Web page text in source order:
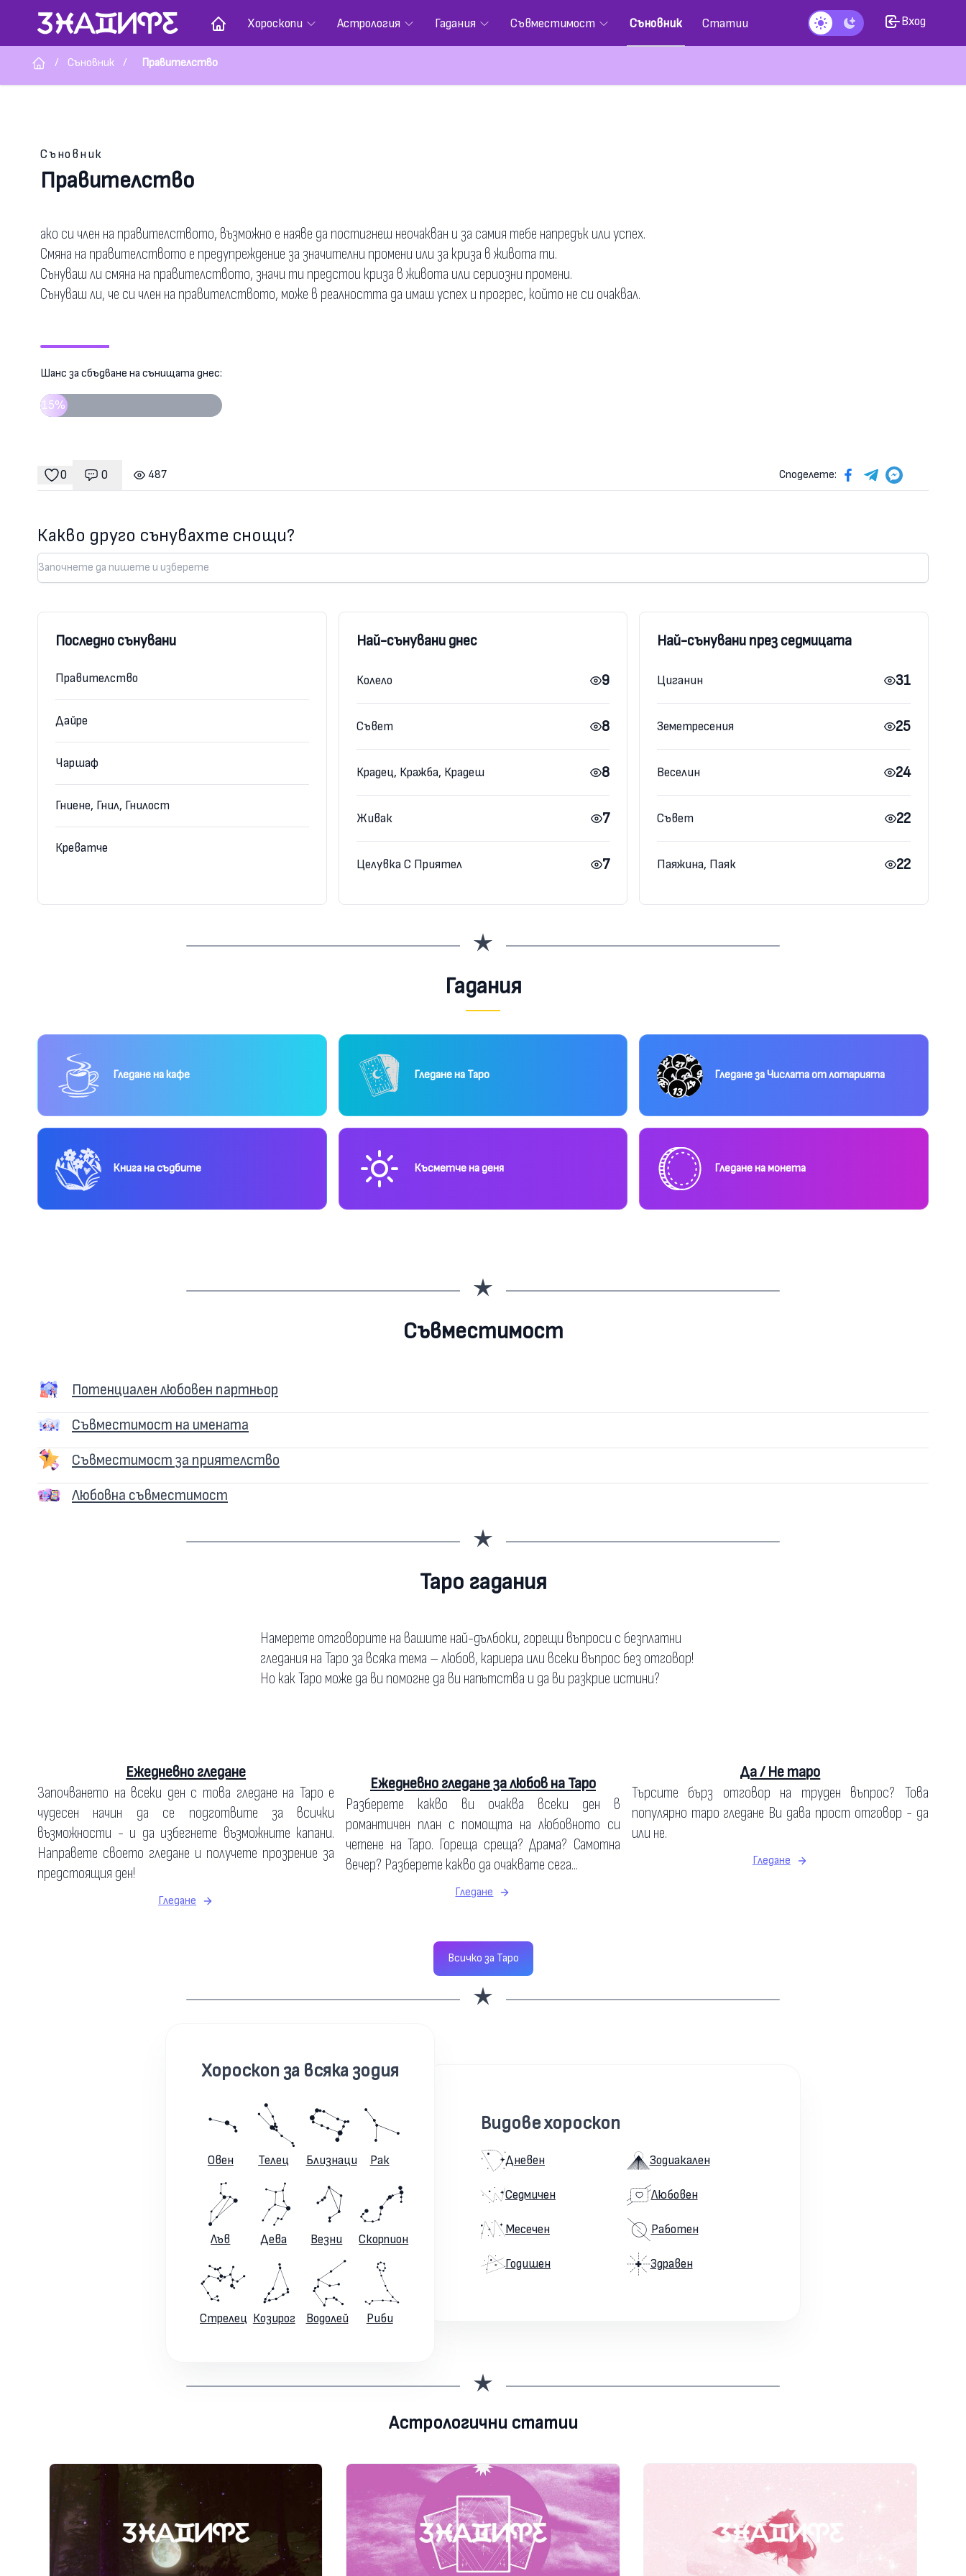
Хороскопи Астрология Гадания Съвместимост Съновник Статии Тъмен режим
Вход
/ Съновник / Правителство
Съновник
Правителство
ако си член на правителството, възможно е наяве да постигнеш неочакван и за самия тебе напредък или успех.
Смяна на правителството е предупреждение за значителни промени или за криза в живота ти.
Сънуваш ли смяна на правителството, значи ти предстои криза в живота или сериозни промени.
Сънуваш ли, че си член на правителството, може в реалността да имаш успех и прогрес, който не си очаквал.
Шанс за сбъдване на сънищата днес:
15%
0
харесвания
0
Коментари
487
гледания
Споделете:
Какво друго сънувахте снощи?
Последно сънувани
Правителство
Дайре
Чаршаф
Гниене, Гнил, Гнилост
Креватче
Най-сънувани днес
Колело 9
Съвет 8
Крадец, Кражба, Крадеш 8
Живак 7
Целувка С Приятел 7
Най-сънувани през седмицата
Циганин 31
Земетресения 25
Веселин 24
Съвет 22
Паяжина, Паяк 22
Гадания
Гледане на кафе Гледане на Таро Гледане за Числата от лотарията
Книга на съдбите Късметче на деня Гледане на монета
Съвместимост
Потенциален любовен партньор
Съвместимост на имената
Съвместимост за приятелство
Любовна съвместимост
Таро гадания
Намерете отговорите на вашите най-дълбоки, горещи въпроси с безплатни
гледания на Таро за всяка тема – любов, кариера или всеки въпрос без отговор!
Но как Таро може да ви помогне да ви напътства и да ви разкрие истини?
Ежедневно гледане
Започването на всеки ден с това гледане на Таро е
чудесен начин да се подготвите за всички
възможности - и да избегнете възможните капани.
Направете своето гледане и получете прозрение за
предстоящия ден!
Гледане
Ежедневно гледане за любов на Таро
Разберете какво ви очаква всеки ден в
романтичен план с помощта на любовното си
четене на Таро. Гореща среща? Драма? Самотна
вечер? Разберете какво да очаквате сега...
Гледане
Да / Не таро
Търсите бърз отговор на труден въпрос? Това
популярно таро гледане Ви дава прост отговор - да
или не.
Гледане
Всичко за Таро
Хороскоп за всяка зодия
Овен Телец Близнаци Рак
Лъв Дева Везни Скорпион
Стрелец Козирог Водолей Риби
Видове хороскоп
Дневен
Седмичен
Месечен
Годишен
Зодиакален
Любовен
Работен
Здравен
Астрологични статии